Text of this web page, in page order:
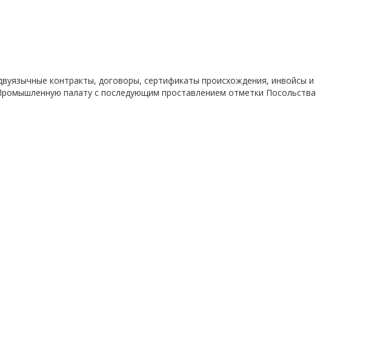
контракты, договоры, сертификаты происхождения, инвойсы и
палату с последующим проставлением отметки Посольства